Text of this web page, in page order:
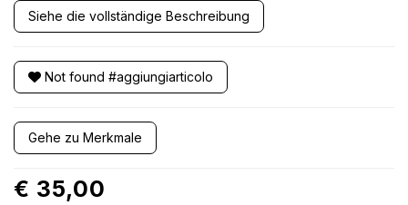
Siehe die vollständige Beschreibung
Not found #aggiungiarticolo
Gehe zu Merkmale
€ 35,00